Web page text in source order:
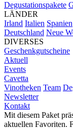
Degustationspakete
LÄNDER
Irland Italien Spanien
Deutschland Neue
DIVERSES
Geschenkgutscheine
Aktuell
Events
Cavetta
Vinotheken Team
Newsletter
Kontakt
Mit diesem Paket
aktuellen Favoriten.